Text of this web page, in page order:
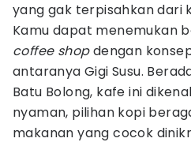
yang gak terpisahkan dari
Kamu dapat menemukan
coffee shopdengan
antaranya Gigi Susu.
Batu Bolong, kafe ini
nyaman, pilihan kopi
makanan yang cocok